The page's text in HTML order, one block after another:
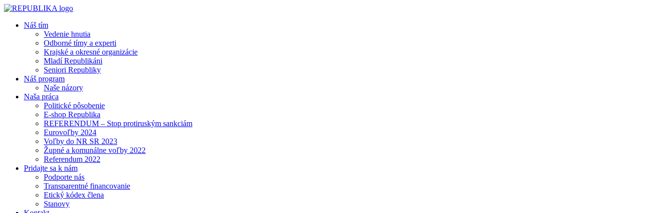
Náš tím
Vedenie hnutia
Odborné tímy a experti
Krajské a okresné organizácie
Mladí Republikáni
Seniori Republiky
Náš program
Naše názory
Naša práca
Politické pôsobenie
E-shop Republika
REFERENDUM – Stop protiruským sankciám
Eurovoľby 2024
Voľby do NR SR 2023
Župné a komunálne voľby 2022
Referendum 2022
Pridajte sa k nám
Podporte nás
Transparentné financovanie
Etický kódex člena
Stanovy